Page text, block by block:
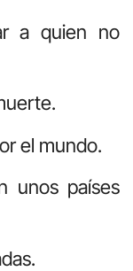
a quien no
el mundo.
unos países